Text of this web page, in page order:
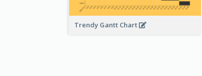
Trendy Gantt Chart